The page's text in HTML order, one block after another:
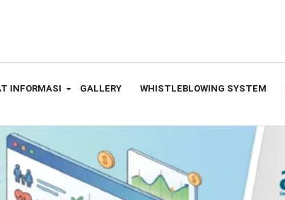
INFORMASI GALLERY WHISTLEBLOWING SYSTEM